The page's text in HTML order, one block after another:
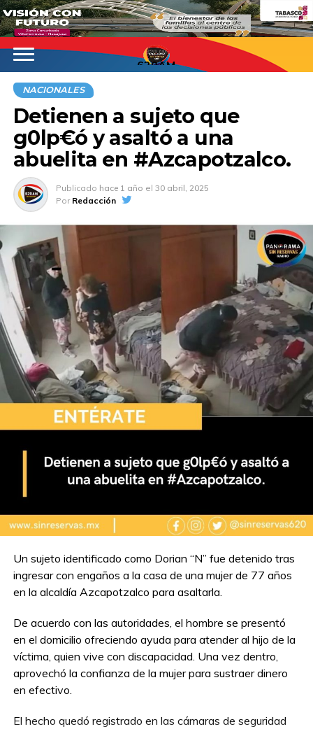
620AM
NACIONALES
Detienen a sujeto que
g0lp€ó y asaltó a una
abuelita en #Azcapotzalco.
Publicado hace 1 año el 30 abril, 2025
Por Redacción
Un sujeto identificado como Dorian “N” fue detenido tras
ingresar con engaños a la casa de una mujer de 77 años
en la alcaldía Azcapotzalco para asaltarla.
De acuerdo con las autoridades, el hombre se presentó
en el domicilio ofreciendo ayuda para atender al hijo de la
víctima, quien vive con discapacidad. Una vez dentro,
aprovechó la confianza de la mujer para sustraer dinero
en efectivo.
El hecho quedó registrado en las cámaras de seguridad